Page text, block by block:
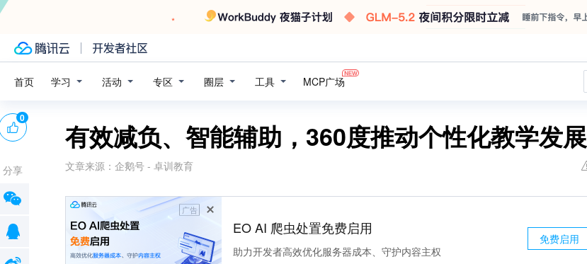
首页 学习 活动 专区 圈层 工具 MCP广场
有效减负、智能辅助，360度推动个性化教学发展
文章来源： 企鹅号 - 卓训教育
广告
EO AI 爬虫处置免费启用
助力开发者高效优化服务器成本、守护内容主权
免费启用
0
分享